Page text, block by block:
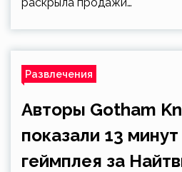
Развлечения
Авторы Gotham
показали 13
геймплея за